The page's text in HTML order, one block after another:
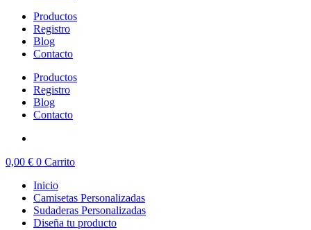
Productos
Registro
Blog
Contacto
Productos
Registro
Blog
Contacto
0,00 € 0 Carrito
Inicio
Camisetas Personalizadas
Sudaderas Personalizadas
Diseña tu producto